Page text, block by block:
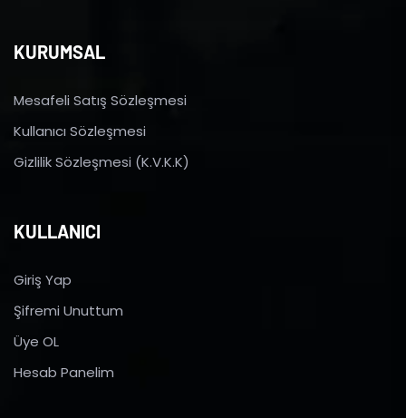
KURUMSAL
Mesafeli Satış Sözleşmesi
Kullanıcı Sözleşmesi
Gizlilik Sözleşmesi (K.V.K.K)
KULLANICI
Giriş Yap
Şifremi Unuttum
Üye OL
Hesab Panelim